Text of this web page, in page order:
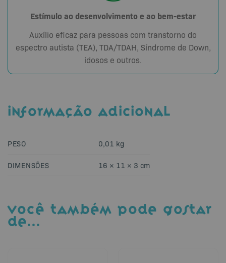
Estímulo ao desenvolvimento e ao bem-estar
Auxílio eficaz para pessoas com transtorno do
espectro autista (TEA), TDA/TDAH, Síndrome de Down,
idosos e outros.
INFORMAÇÃO ADICIONAL
PESO 0,01 kg
DIMENSÕES 16 × 11 × 3 cm
VOCÊ TAMBÉM PODE GOSTAR
DE…